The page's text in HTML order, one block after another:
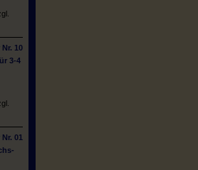
10
3-4
01